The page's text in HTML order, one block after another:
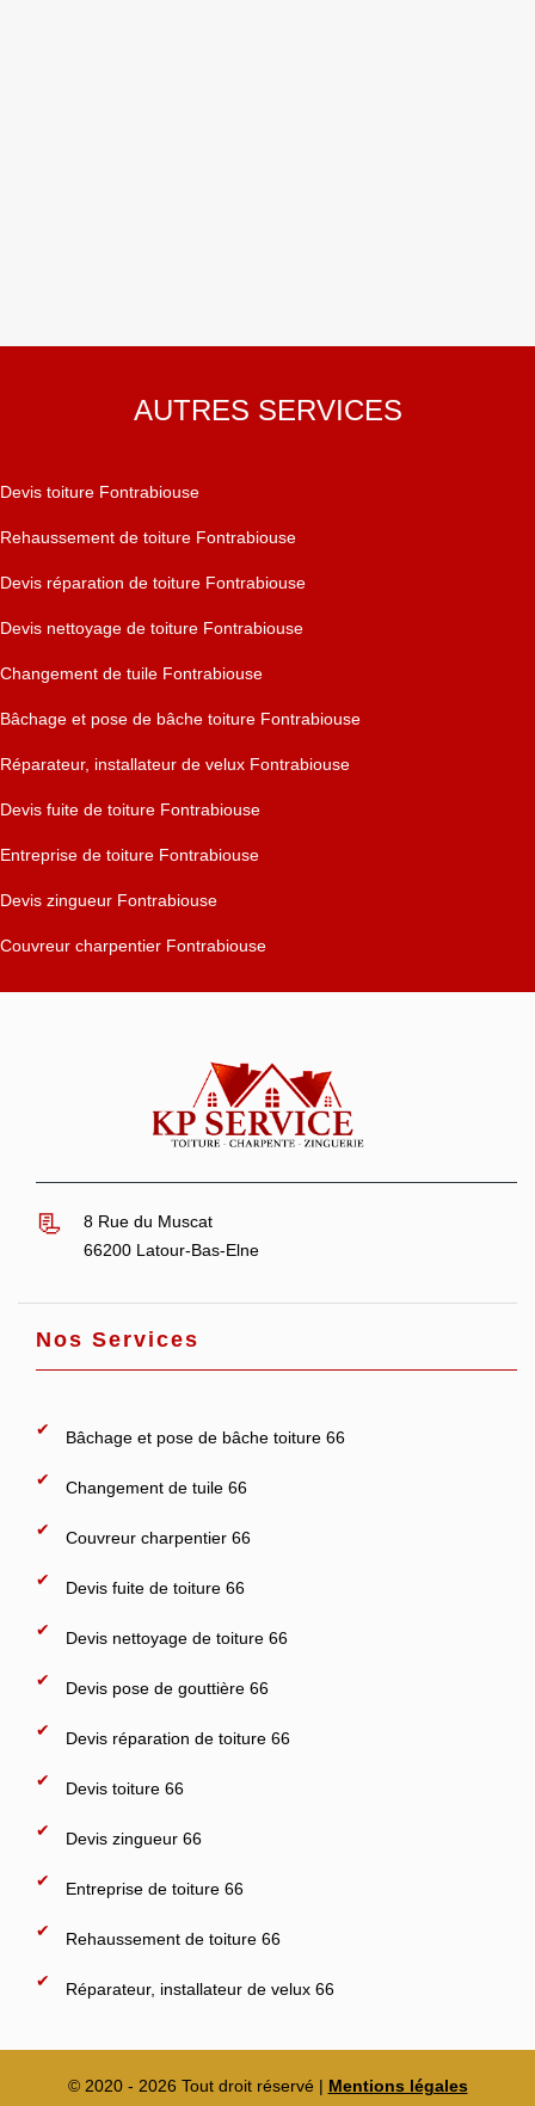
AUTRES SERVICES
Devis toiture Fontrabiouse
Rehaussement de toiture Fontrabiouse
Devis réparation de toiture Fontrabiouse
Devis nettoyage de toiture Fontrabiouse
Changement de tuile Fontrabiouse
Bâchage et pose de bâche toiture Fontrabiouse
Réparateur, installateur de velux Fontrabiouse
Devis fuite de toiture Fontrabiouse
Entreprise de toiture Fontrabiouse
Devis zingueur Fontrabiouse
Couvreur charpentier Fontrabiouse
8 Rue du Muscat
66200 Latour-Bas-Elne
Nos Services
Bâchage et pose de bâche toiture 66
Changement de tuile 66
Couvreur charpentier 66
Devis fuite de toiture 66
Devis nettoyage de toiture 66
Devis pose de gouttière 66
Devis réparation de toiture 66
Devis toiture 66
Devis zingueur 66
Entreprise de toiture 66
Rehaussement de toiture 66
Réparateur, installateur de velux 66
© 2020 - 2026 Tout droit réservé | Mentions légales